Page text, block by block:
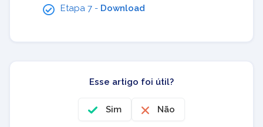
Etapa 7 - Download
Esse artigo foi útil?
Sim Não